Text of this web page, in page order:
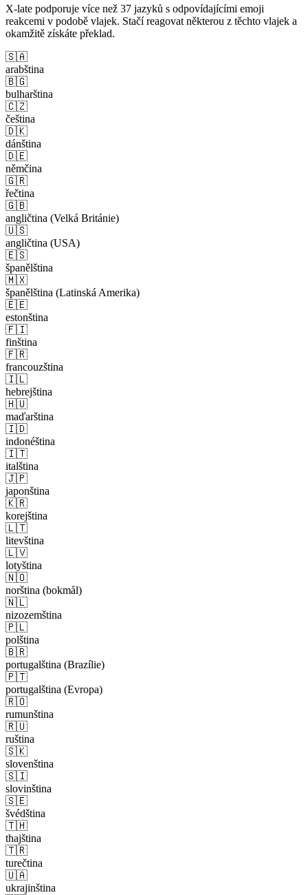
X-late podporuje více než 37 jazyků s odpovídajícími emoji
reakcemi v podobě vlajek. Stačí reagovat některou z těchto vlajek a
okamžitě získáte překlad.
🇸🇦
arabština
🇧🇬
bulharština
🇨🇿
čeština
🇩🇰
dánština
🇩🇪
němčina
🇬🇷
řečtina
🇬🇧
angličtina (Velká Británie)
🇺🇸
angličtina (USA)
🇪🇸
španělština
🇲🇽
španělština (Latinská Amerika)
🇪🇪
estonština
🇫🇮
finština
🇫🇷
francouzština
🇮🇱
hebrejština
🇭🇺
maďarština
🇮🇩
indonéština
🇮🇹
italština
🇯🇵
japonština
🇰🇷
korejština
🇱🇹
litevština
🇱🇻
lotyština
🇳🇴
norština (bokmål)
🇳🇱
nizozemština
🇵🇱
polština
🇧🇷
portugalština (Brazílie)
🇵🇹
portugalština (Evropa)
🇷🇴
rumunština
🇷🇺
ruština
🇸🇰
slovenština
🇸🇮
slovinština
🇸🇪
švédština
🇹🇭
thajština
🇹🇷
turečtina
🇺🇦
ukrajinština